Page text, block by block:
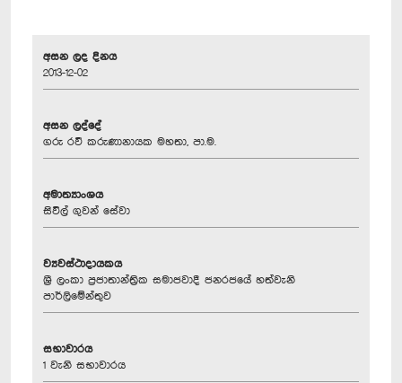
අසන ලද දිනය
2013-12-02
අසන ලද්දේ
ගරු රවී කරුණානායක මහතා, පා.ම.
අමාත්‍යාංශය
සිවිල් ගුවන් සේවා
ව්‍යවස්ථාදායකය
ශ්‍රී ලංකා ප්‍රජාතාන්ත්‍රික සමාජවාදී ජනරජයේ හත්වැනි
පාර්ලිමේන්තුව
සභාවාරය
1 වැනි සභාවාරය